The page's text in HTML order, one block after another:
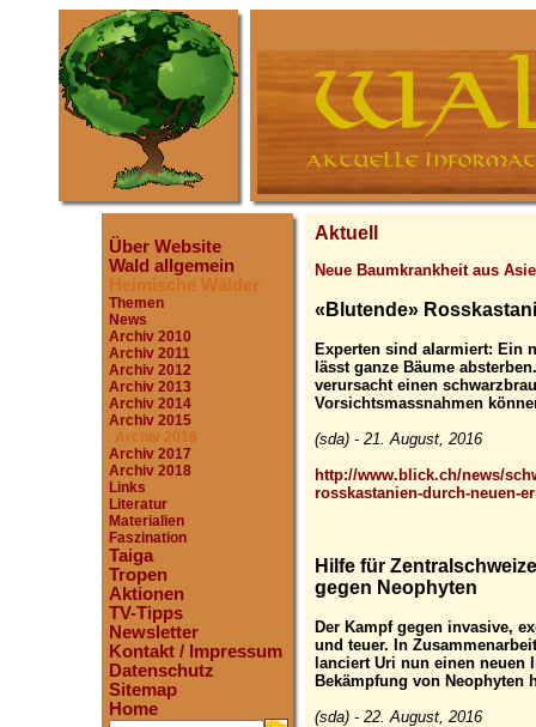
Über Website
Wald allgemein
Heimische Wälder
Themen
News
Archiv 2010
Archiv 2011
Archiv 2012
Archiv 2013
Archiv 2014
Archiv 2015
Archiv 2016
Archiv 2017
Archiv 2018
Links
Literatur
Materialien
Faszination
Taiga
Tropen
Aktionen
TV-Tipps
Newsletter
Kontakt / Impressum
Datenschutz
Sitemap
Home
Aktuell
Neue Baumkrankheit aus
«Blutende»
Experten sind alarmiert: Ein
lässt ganze Bäume
verursacht einen
Vorsichtsmassnahmen
(sda) - 21. August, 2016
http://www.blick.ch/news/
rosskastanien-durch-neuen-
Hilfe für
gegen Neophyten
Der Kampf gegen invasive,
und teuer. In
lanciert Uri nun einen neuen
Bekämpfung von Neophyten
(sda) - 22. August, 2016